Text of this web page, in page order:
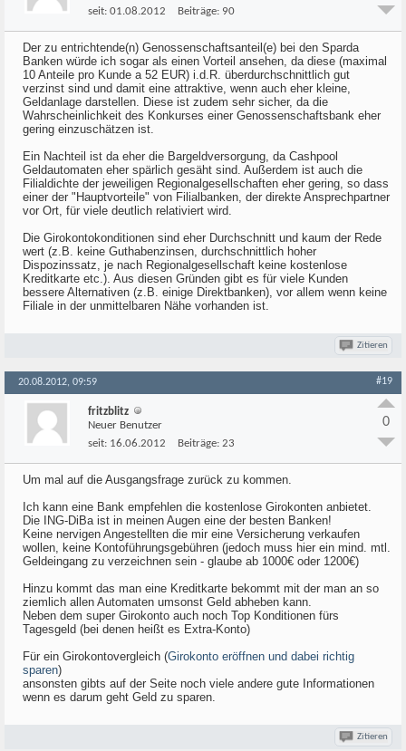
seit: 01.08.2012 Beiträge: 90
Der zu entrichtende(n) Genossenschaftsanteil(e) bei den Sparda
Banken würde ich sogar als einen Vorteil ansehen, da diese (maximal
10 Anteile pro Kunde a 52 EUR) i.d.R. überdurchschnittlich gut
verzinst sind und damit eine attraktive, wenn auch eher kleine,
Geldanlage darstellen. Diese ist zudem sehr sicher, da die
Wahrscheinlichkeit des Konkurses einer Genossenschaftsbank eher
gering einzuschätzen ist.
Ein Nachteil ist da eher die Bargeldversorgung, da Cashpool
Geldautomaten eher spärlich gesäht sind. Außerdem ist auch die
Filialdichte der jeweiligen Regionalgesellschaften eher gering, so dass
einer der "Hauptvorteile" von Filialbanken, der direkte Ansprechpartner
vor Ort, für viele deutlich relativiert wird.
Die Girokontokonditionen sind eher Durchschnitt und kaum der Rede
wert (z.B. keine Guthabenzinsen, durchschnittlich hoher
Dispozinssatz, je nach Regionalgesellschaft keine kostenlose
Kreditkarte etc.). Aus diesen Gründen gibt es für viele Kunden
bessere Alternativen (z.B. einige Direktbanken), vor allem wenn keine
Filiale in der unmittelbaren Nähe vorhanden ist.
Zitieren
20.08.2012, 09:59 #19
fritzblitz
Neuer Benutzer
seit: 16.06.2012 Beiträge: 23
0
Um mal auf die Ausgangsfrage zurück zu kommen.
Ich kann eine Bank empfehlen die kostenlose Girokonten anbietet.
Die ING-DiBa ist in meinen Augen eine der besten Banken!
Keine nervigen Angestellten die mir eine Versicherung verkaufen
wollen, keine Kontoführungsgebühren (jedoch muss hier ein mind. mtl.
Geldeingang zu verzeichnen sein - glaube ab 1000€ oder 1200€)
Hinzu kommt das man eine Kreditkarte bekommt mit der man an so
ziemlich allen Automaten umsonst Geld abheben kann.
Neben dem super Girokonto auch noch Top Konditionen fürs
Tagesgeld (bei denen heißt es Extra-Konto)
Für ein Girokontovergleich (Girokonto eröffnen und dabei richtig
sparen)
ansonsten gibts auf der Seite noch viele andere gute Informationen
wenn es darum geht Geld zu sparen.
Zitieren